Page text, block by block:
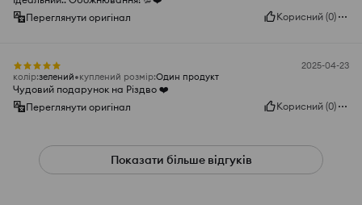
Переглянути оригінал
Корисний (0)
2025-04-23
колір:зелений куплений розмір:Один продукт
Чудовий подарунок на Різдво ❤️
Переглянути оригінал
Корисний (0)
Показати більше відгуків